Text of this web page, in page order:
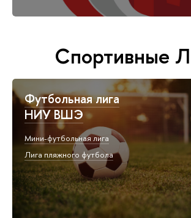
Спортивные
Футбольная лига
НИУ ВШЭ
Мини-футбольная лига
Лига пляжного футбола